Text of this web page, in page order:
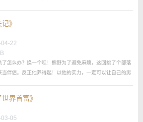
》
22
了怎么办？换一个呗！熊野为了避免麻烦，这回挑了个部落
当伴侣。反正他养得起！以他的实力，一定可以让自己的男
世界首富》
05